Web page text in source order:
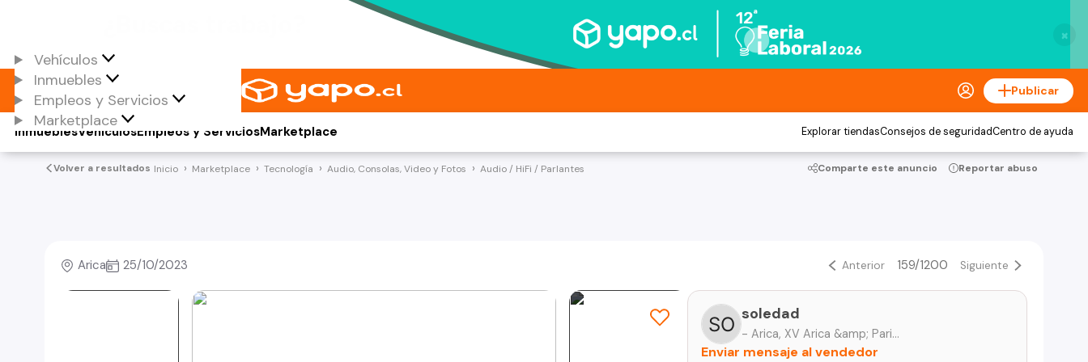
×
Vehículos
Inmuebles
Empleos y Servicios
Marketplace
Publicar
Vehículos
Inmuebles Empleos y ServiciosMarketplace Explorar tiendasConsejos de seguridadCentro de ayuda
Volver a resultados Inicio Marketplace Tecnología Audio, Consolas, Video y Fotos Audio / HiFi / Parlantes Comparte este anuncio Reportar abuso
Arica 25/10/2023 Anterior 159/1200 Siguiente
soledad
- Arica, XV Arica &amp; Parinacota
Enviar mensaje al vendedor